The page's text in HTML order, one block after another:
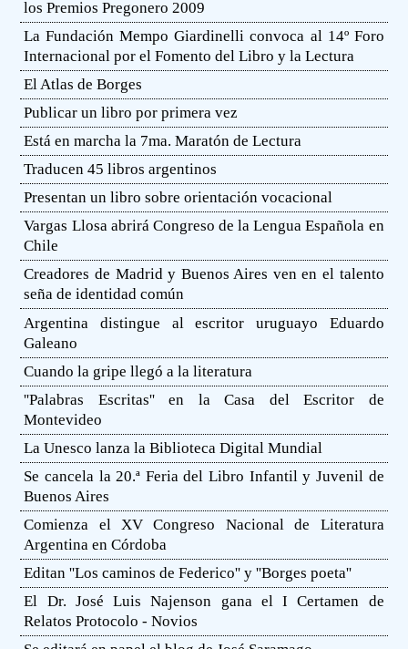
los Premios Pregonero 2009
La Fundación Mempo Giardinelli convoca al 14º Foro
Internacional por el Fomento del Libro y la Lectura
El Atlas de Borges
Publicar un libro por primera vez
Está en marcha la 7ma. Maratón de Lectura
Traducen 45 libros argentinos
Presentan un libro sobre orientación vocacional
Vargas Llosa abrirá Congreso de la Lengua Española en
Chile
Creadores de Madrid y Buenos Aires ven en el talento
seña de identidad común
Argentina distingue al escritor uruguayo Eduardo
Galeano
Cuando la gripe llegó a la literatura
''Palabras Escritas'' en la Casa del Escritor de
Montevideo
La Unesco lanza la Biblioteca Digital Mundial
Se cancela la 20.ª Feria del Libro Infantil y Juvenil de
Buenos Aires
Comienza el XV Congreso Nacional de Literatura
Argentina en Córdoba
Editan ''Los caminos de Federico'' y ''Borges poeta''
El Dr. José Luis Najenson gana el I Certamen de
Relatos Protocolo - Novios